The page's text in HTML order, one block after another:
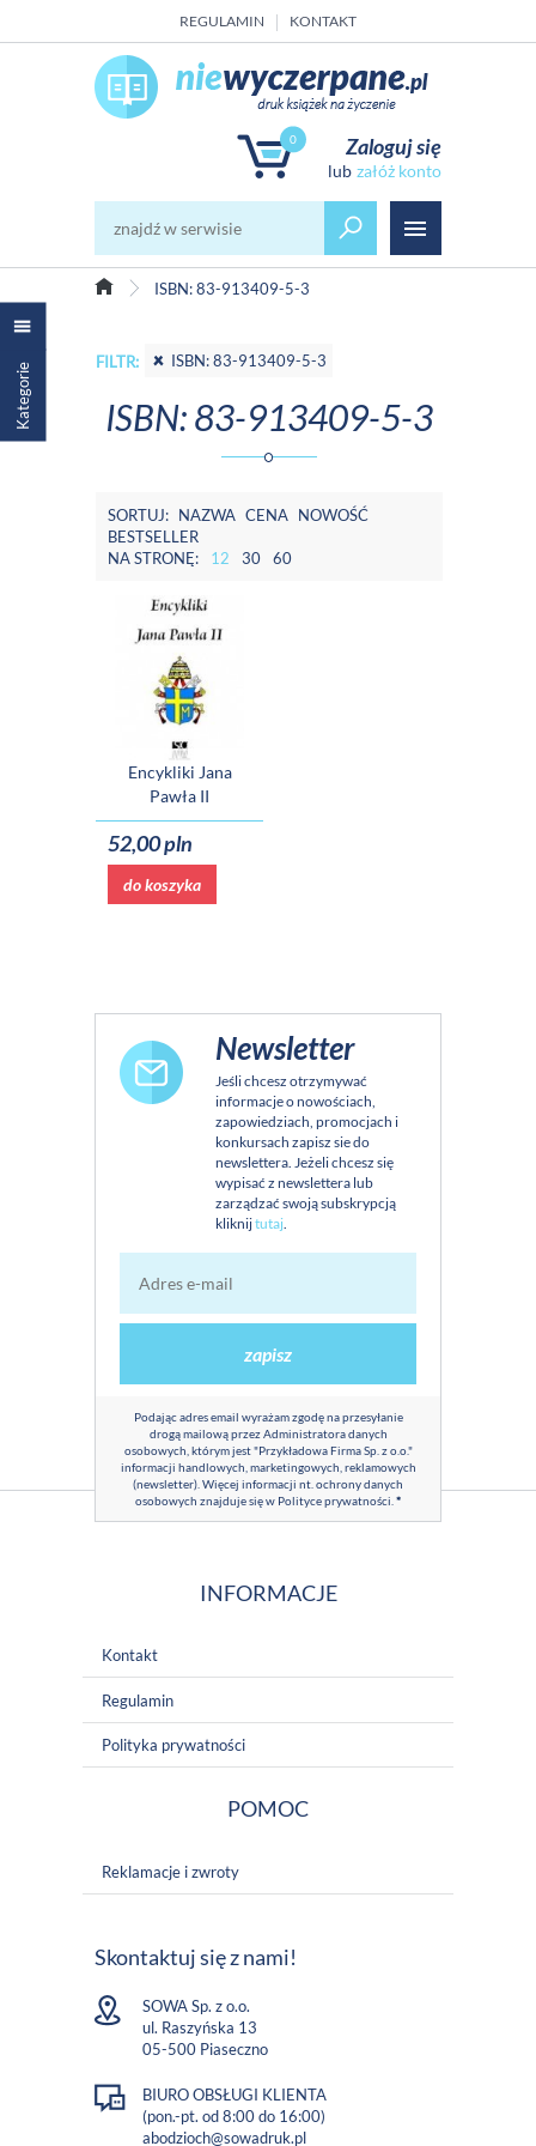
REGULAMIN KONTAKT
0 Zaloguj się
załóż konto
ISBN: 83-913409-5-3
Kategorie FILTR: ISBN: 83-913409-5-3
ISBN: 83-913409-5-3
SORTUJ: NAZWA CENA NOWOŚĆ
BESTSELLER
NA STRONĘ:
12 30 60
Encykliki Jana
Pawła II
52,00 pln
do koszyka
Newsletter
Jeśli chcesz otrzymywać
informacje o nowościach,
zapowiedziach, promocjach i
konkursach zapisz sie do
newslettera. Jeżeli chcesz się
wypisać z newslettera lub
zarządzać swoją subskrypcją
kliknijtutaj.
zapisz
Podając adres email wyrażam zgodę na przesyłanie
drogą mailową przez Administratora danych
osobowych, którym jest "Przykładowa Firma Sp. z o.o."
informacji handlowych, marketingowych, reklamowych
(newsletter). Więcej informacji nt. ochrony danych
osobowych znajduje się w Polityce prywatności *
INFORMACJE
Kontakt
Regulamin
Polityka prywatności
POMOC
Reklamacje i zwroty
Skontaktuj się z nami!
SOWA Sp. z o.o.
ul. Raszyńska 13
05-500 Piaseczno
BIURO OBSŁUGI KLIENTA
(pon.-pt. od 8:00 do 16:00)
abodzioch@sowadruk.pl